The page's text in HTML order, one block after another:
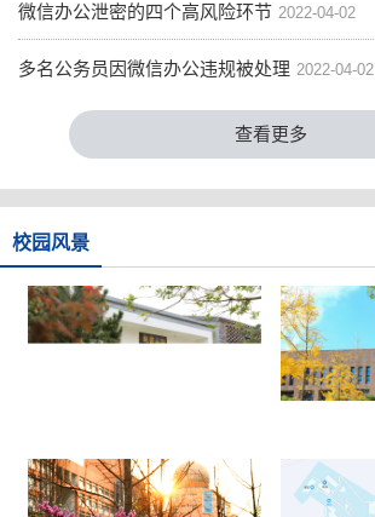
微信办公泄密的四个高风险环节 2022-04-02
多名公务员因微信办公违规被处理 2022-04-02
查看更多
校园风景